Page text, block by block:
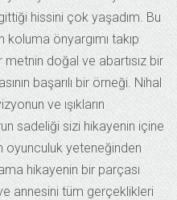
hissini çok yaşadım. Bu
önyargımı takıp
doğal ve abartısız bir
başarılı bir örneği. Nihal
ve ışıkların
sadeliği sizi hikayenin içine
oyunculuk yeteneğinden
hikayenin bir parçası
annesini tüm gerçeklikleri